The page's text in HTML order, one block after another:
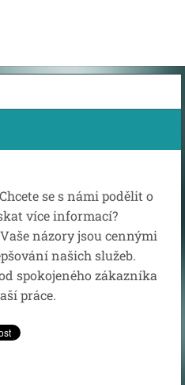
se s námi podělit o
více informací?
názory jsou cennými
našich služeb.
spokojeného zákazníka
práce.